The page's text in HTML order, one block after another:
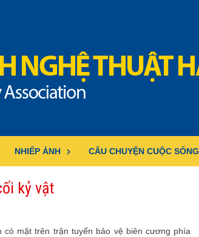
NHIẾP ẢNH CÂU CHUYỆN CUỘC SỐNG
kỷ vật
có mặt trên trận tuyến bảo vệ biên cương phía